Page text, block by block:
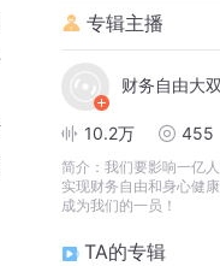
专辑主播
财务自由大双
10.2万 455
简介： 我们要影响一亿
实现财务自由和身心健
成为我们的一员！
TA的专辑